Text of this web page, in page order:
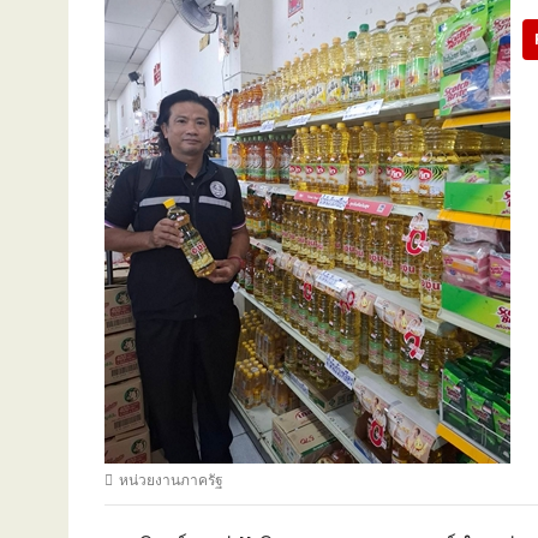
หน่วยงานภาครัฐ